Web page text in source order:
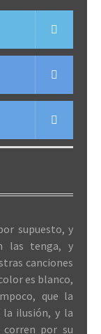
supuesto, y
las tenga, y
canciones
es blanco,
que la
ilusión, y la
por su